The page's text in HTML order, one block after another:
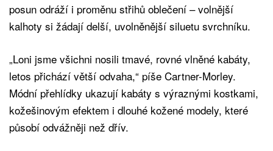
posun odráží i proměnu střihů oblečení – volnější
kalhoty si žádají delší, uvolněnější siluetu svrchníku.
„Loni jsme všichni nosili tmavé, rovné vlněné kabáty,
letos přichází větší odvaha,“ píše Cartner-Morley.
Módní přehlídky ukazují kabáty s výraznými kostkami,
kožešinovým efektem i dlouhé kožené modely, které
působí odvážněji než dřív.